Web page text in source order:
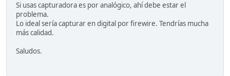
Si usas capturadora es por analógico, ahí debe estar el
problema.
Lo ideal sería capturar en digital por firewire. Tendrías mucha
más calidad.
Saludos.